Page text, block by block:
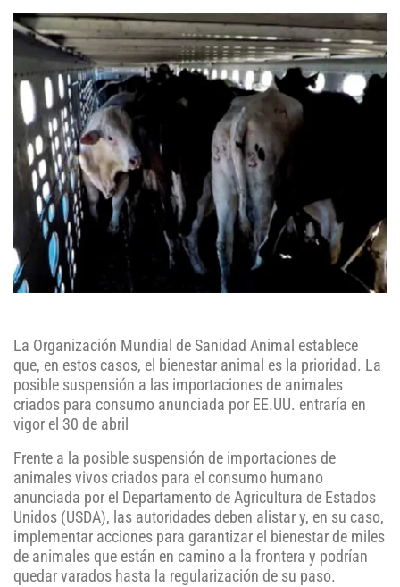
La Organización Mundial de Sanidad Animal establece
que, en estos casos, el bienestar animal es la prioridad. La
posible suspensión a las importaciones de animales
criados para consumo anunciada por EE.UU. entraría en
vigor el 30 de abril
Frente a la posible suspensión de importaciones de
animales vivos criados para el consumo humano
anunciada por el Departamento de Agricultura de Estados
Unidos (USDA), las autoridades deben alistar y, en su caso,
implementar acciones para garantizar el bienestar de miles
de animales que están en camino a la frontera y podrían
quedar varados hasta la regularización de su paso.